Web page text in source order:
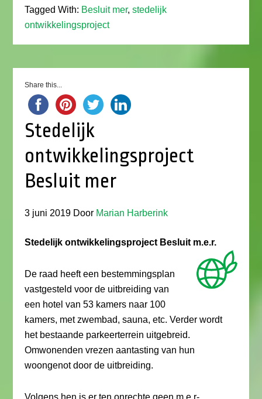
Tagged With: Besluit mer,stedelijk
ontwikkelingsproject
Share this...
Stedelijk
ontwikkelingsproject
Besluit mer
3 juni 2019 Door Marian Harberink
Stedelijk ontwikkelingsproject Besluit m.e.r.
De raad heeft een bestemmingsplan
vastgesteld voor de uitbreiding van
een hotel van 53 kamers naar 100
kamers, met zwembad, sauna, etc. Verder wordt
het bestaande parkeerterrein uitgebreid.
Omwonenden vrezen aantasting van hun
woongenot door de uitbreiding.
Volgens hen is er ten onrechte geen m.e.r-